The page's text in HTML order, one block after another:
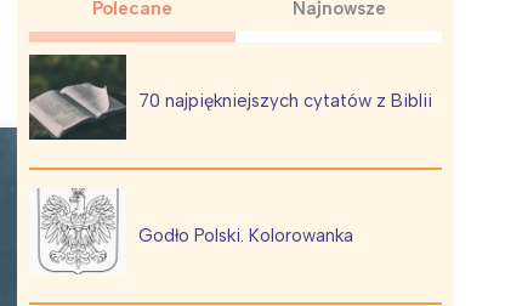
Polecane Najnowsze
70 najpiękniejszych cytatów z Biblii
Godło Polski. Kolorowanka